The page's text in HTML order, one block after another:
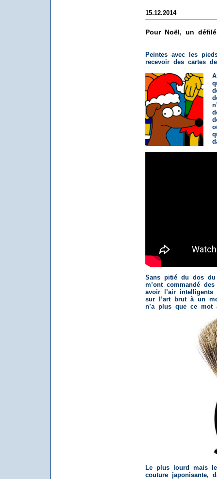
15.12.2014
Pour Noël, un
Peintes avec les
recevoir des cartes
Sans pitié du dos
m’ont commandé
avoir l’air intelligents
sur l’art brut à un
n’a plus que ce mot
Le plus lourd mais
couture japonisante,